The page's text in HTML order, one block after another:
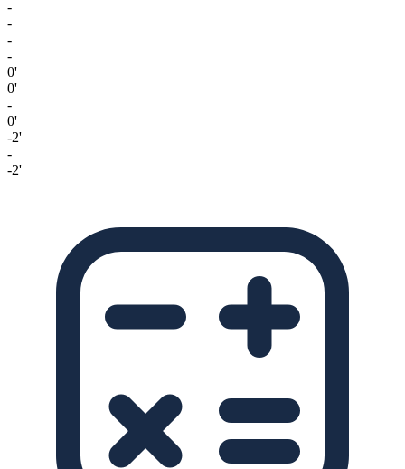
-
-
-
-
0'
0'
-
0'
-2'
-
-2'